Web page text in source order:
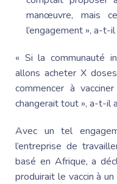
manœuvre, mais
l’engagement », a-t-
« Si la communauté
allons acheter X
commencer à
changerait tout », a-t-il
Avec un tel
l’entreprise de
basé en Afrique, a
produirait le vaccin à